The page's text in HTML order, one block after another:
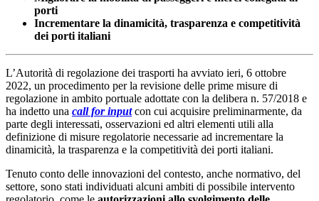
porti
Incrementare la dinamicità, trasparenza e competitività
dei porti italiani
L’Autorità di regolazione dei trasporti ha avviato ieri, 6 ottobre
2022, un procedimento per la revisione delle prime misure di
regolazione in ambito portuale adottate con la delibera n. 57/2018 e
ha indetto una call for inputcon cui acquisire preliminarmente, da
parte degli interessati, osservazioni ed altri elementi utili alla
definizione di misure regolatorie necessarie ad incrementare la
dinamicità, la trasparenza e la competitività dei porti italiani.
Tenuto conto delle innovazioni del contesto, anche normativo, del
settore, sono stati individuati alcuni ambiti di possibile intervento